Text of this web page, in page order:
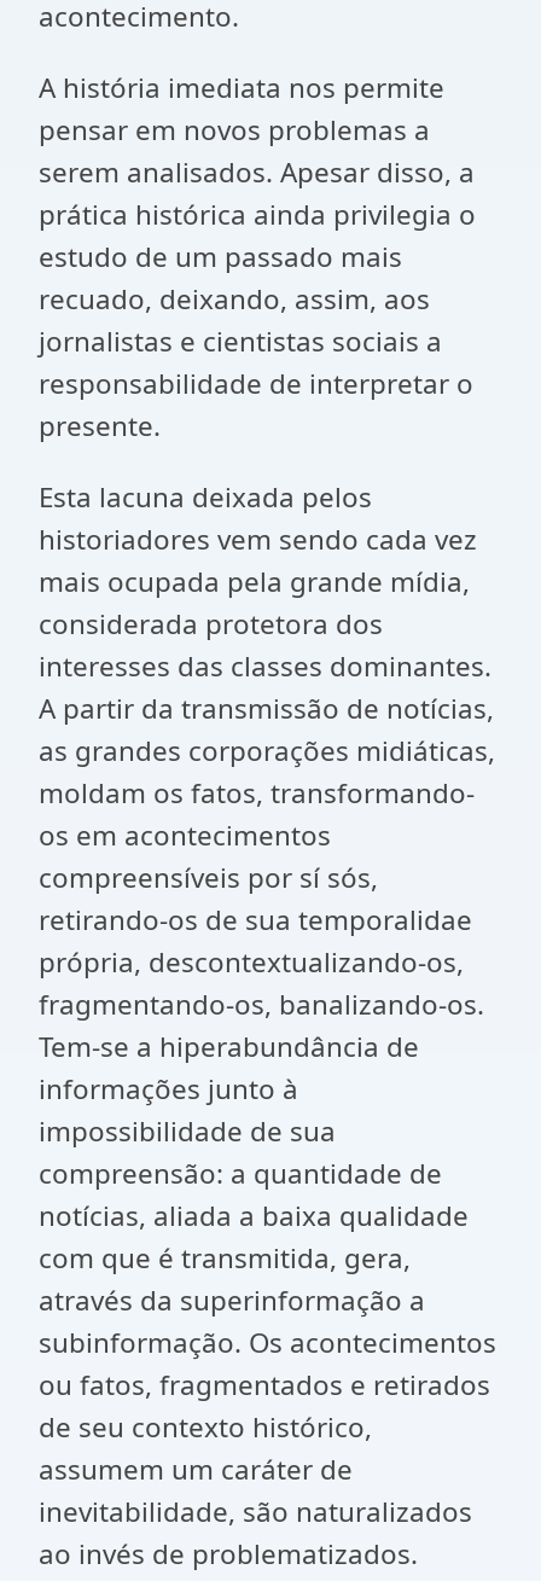
acontecimento.
A história imediata nos permite
pensar em novos problemas a
serem analisados. Apesar disso, a
prática histórica ainda privilegia o
estudo de um passado mais
recuado, deixando, assim, aos
jornalistas e cientistas sociais a
responsabilidade de interpretar o
presente.
Esta lacuna deixada pelos
historiadores vem sendo cada vez
mais ocupada pela grande mídia,
considerada protetora dos
interesses das classes dominantes.
A partir da transmissão de notícias,
as grandes corporações midiáticas,
moldam os fatos, transformando-
os em acontecimentos
compreensíveis por sí sós,
retirando-os de sua temporalidae
própria, descontextualizando-os,
fragmentando-os, banalizando-os.
Tem-se a hiperabundância de
informações junto à
impossibilidade de sua
compreensão: a quantidade de
notícias, aliada a baixa qualidade
com que é transmitida, gera,
através da superinformação a
subinformação. Os acontecimentos
ou fatos, fragmentados e retirados
de seu contexto histórico,
assumem um caráter de
inevitabilidade, são naturalizados
ao invés de problematizados.